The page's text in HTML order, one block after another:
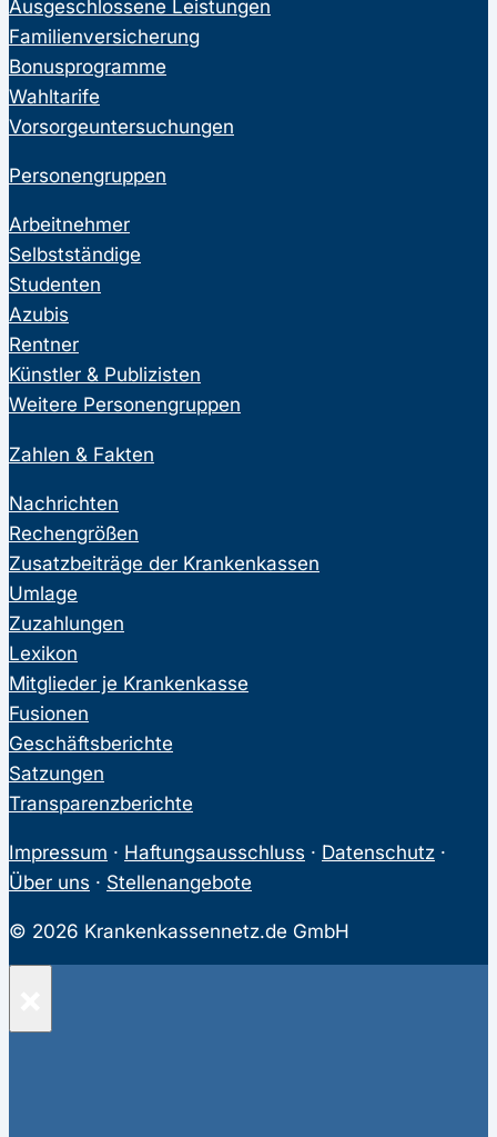
Ausgeschlossene Leistungen
Familienversicherung
Bonusprogramme
Wahltarife
Vorsorgeuntersuchungen
Personengruppen
Arbeitnehmer
Selbstständige
Studenten
Azubis
Rentner
Künstler & Publizisten
Weitere Personengruppen
Zahlen & Fakten
Nachrichten
Rechengrößen
Zusatzbeiträge der Krankenkassen
Umlage
Zuzahlungen
Lexikon
Mitglieder je Krankenkasse
Fusionen
Geschäftsberichte
Satzungen
Transparenzberichte
Impressum · Haftungsausschluss · Datenschutz ·
Über uns · Stellenangebote
© 2026 Krankenkassennetz.de GmbH